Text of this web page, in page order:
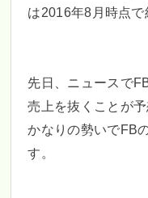
は2016年8月時点で
先日、ニュースで
売上を抜くことが
かなりの勢いでFB
す。